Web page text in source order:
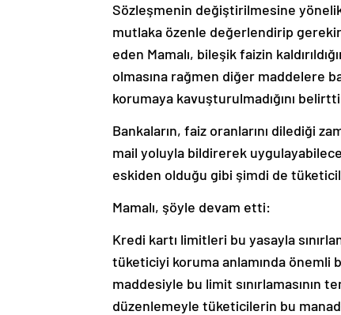
Sözleşmenin değiştirilmesine yönelik
mutlaka özenle değerlendirip
eden Mamalı, bileşik faizin
olmasına rağmen diğer maddelere
korumaya kavuşturulmadığını
Bankaların, faiz oranlarını dilediği
mail yoluyla bildirerek
eskiden olduğu gibi şimdi de
Mamalı, şöyle devam etti:
Kredi kartı limitleri bu yasayla
tüketiciyi koruma anlamında önemli
maddesiyle bu limit sınırlamasının
düzenlemeyle tüketicilerin bu